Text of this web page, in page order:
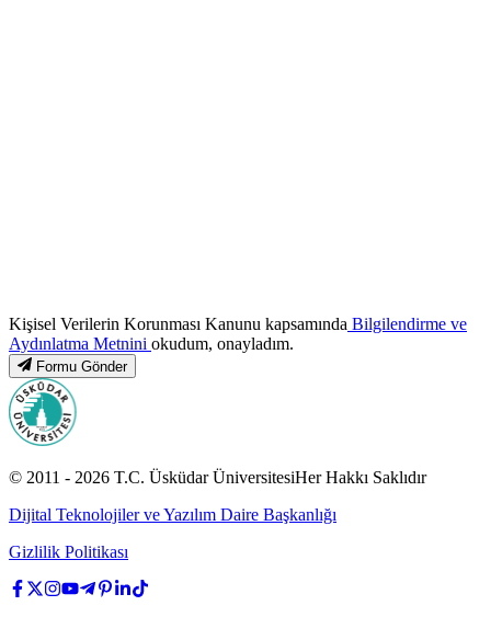
Kişisel Verilerin Korunması Kanunu kapsamında Bilgilendirme ve
Aydınlatma Metnini okudum, onayladım.
Formu Gönder
© 2011 - 2026 T.C. Üsküdar ÜniversitesiHer Hakkı Saklıdır
Dijital Teknolojiler ve Yazılım Daire Başkanlığı
Gizlilik Politikası